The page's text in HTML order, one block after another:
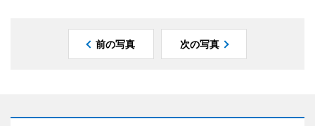
前の写真 次の写真